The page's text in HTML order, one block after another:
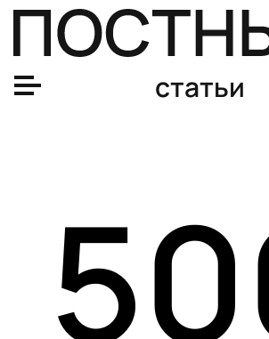
статьи